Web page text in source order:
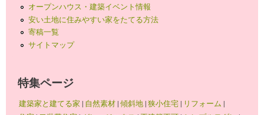
オープンハウス・建築イベント情報
安い土地に住みやすい家をたてる方法
寄稿一覧
サイトマップ
特集ページ
建築家と建てる家 | 自然素材|傾斜地|狭小住宅| リフォーム |